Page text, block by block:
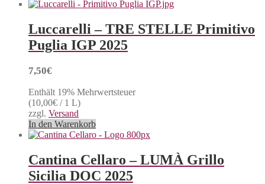
Luccarelli – TRE STELLE Primitivo
Puglia IGP 2025
7,50€
Enthält 19% Mehrwertsteuer
(10,00€ / 1 L)
zzgl. Versand
In den Warenkorb
Cantina Cellaro – LUMÀ Grillo
Sicilia DOC 2025